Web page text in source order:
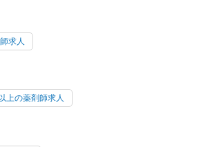
求人
上の薬剤師求人